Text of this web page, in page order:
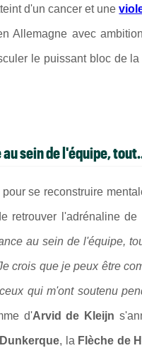
d'un cancer et une
Allemagne avec
le puissant bloc de la
sein de l'équipe,
se reconstruire
retrouver l'adrénaline de
au sein de l'équipe,
crois que je peux être
qui m'ont soutenu
d'Arvid de Kleijn
, la Flèche de